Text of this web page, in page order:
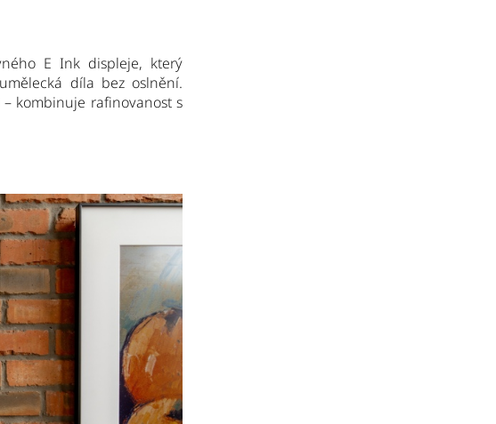
E Ink displeje, který
díla bez oslnění.
kombinuje rafinovanost s